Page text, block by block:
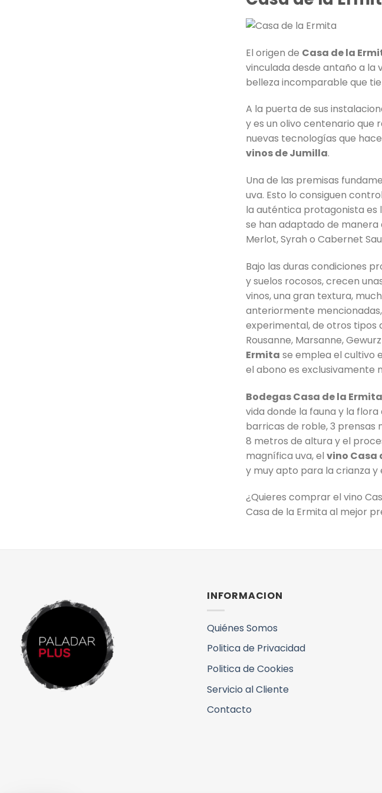
El origen de Casa de la
vinculada desde antaño a la
belleza incomparable que
A la puerta de sus
y es un olivo centenario que
nuevas tecnologías que
vinos de Jumilla.
Una de las premisas
uva. Esto lo consiguen
la auténtica protagonista es
se han adaptado de manera
Merlot, Syrah o Cabernet
Bajo las duras condiciones
y suelos rocosos, crecen
vinos, una gran textura,
anteriormente
experimental, de otros tipos
Rousanne, Marsanne,
Ermita se emplea el cultivo
el abono es exclusivamente
Bodegas Casa de la Ermita
vida donde la fauna y la
barricas de roble, 3 prensas
8 metros de altura y el
magnífica uva, el vino Casa
y muy apto para la crianza y
¿Quieres comprar el vino
Casa de la Ermita al mejor
INFORMACION
Quiénes Somos
Politica de Privacidad
Politica de Cookies
Servicio al Cliente
Contacto